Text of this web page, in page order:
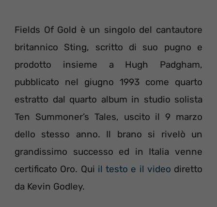
Fields Of Gold è un singolo del cantautore
britannico Sting, scritto di suo pugno e
prodotto insieme a Hugh Padgham,
pubblicato nel giugno 1993 come quarto
estratto dal quarto album in studio solista
Ten Summoner’s Tales, uscito il 9 marzo
dello stesso anno. Il brano si rivelò un
grandissimo successo ed in Italia venne
certificato Oro. Qui il testo e il video diretto
da Kevin Godley.